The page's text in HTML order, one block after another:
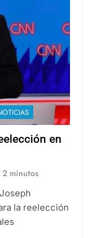
en
2 minutos
la reelección